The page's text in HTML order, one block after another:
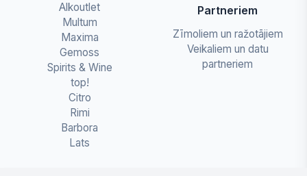
Alkoutlet
Multum
Maxima
Gemoss
Spirits & Wine
top!
Citro
Rimi
Barbora
Lats
Partneriem
Zīmoliem un ražotājiem
Veikaliem un datu
partneriem